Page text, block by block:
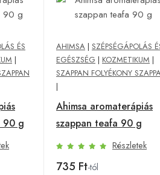
ÉS
|
90 g
AHIMSA | SZÉPSÉGÁPOLÁS
EGÉSZSÉG | KOZMETIKUM |
SZAPPAN FOLYÉKONY
|
Ahimsa aromaterápiás
szappan teafa 90 g
Részletek
735 Ft-tól